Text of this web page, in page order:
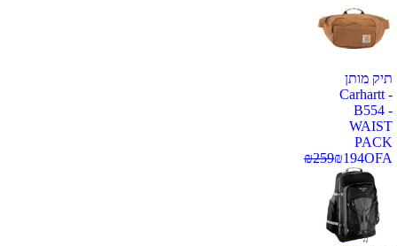
תיק מותן
Carhartt -
B554 -
WAIST
PACK
OFA
₪194
₪259